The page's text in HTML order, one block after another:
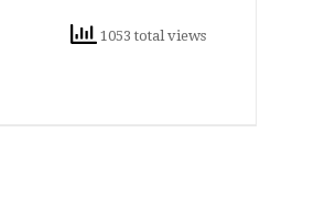
1053 total views